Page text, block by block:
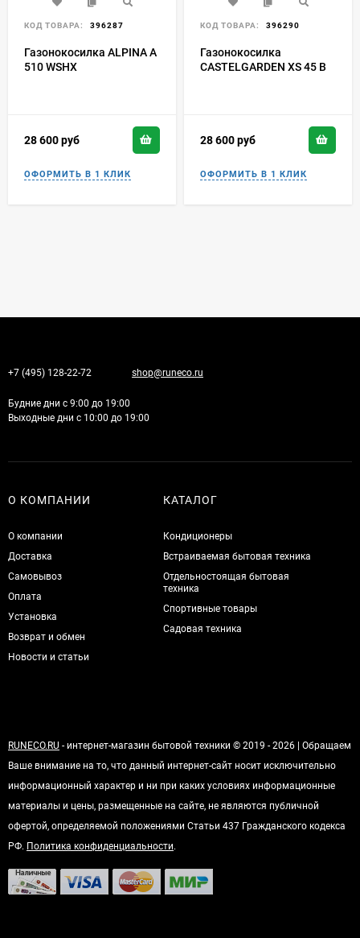
КОД ТОВАРА: 396287
Газонокосилка ALPINA A
510 WSHX
28 600руб
КОД ТОВАРА: 396290
Газонокосилка
CASTELGARDEN XS 45 B
28 600руб
+7 (495) 128-22-72 shop@runeco.ru
Будние дни с 9:00 до 19:00
Выходные дни с 10:00 до 19:00
О КОМПАНИИ
О компании
Доставка
Самовывоз
Оплата
Установка
Возврат и обмен
Новости и статьи
КАТАЛОГ
Кондиционеры
Встраиваемая бытовая техника
Отдельностоящая бытовая
техника
Спортивные товары
Садовая техника
RUNECO.RU - интернет-магазин бытовой техники © 2019 - 2026 | Обращаем
Ваше внимание на то, что данный интернет-сайт носит исключительно
информационный характер и ни при каких условиях информационные
материалы и цены, размещенные на сайте, не являются публичной
офертой, определяемой положениями Статьи 437 Гражданского кодекса
РФ. Политика конфиденциальности.